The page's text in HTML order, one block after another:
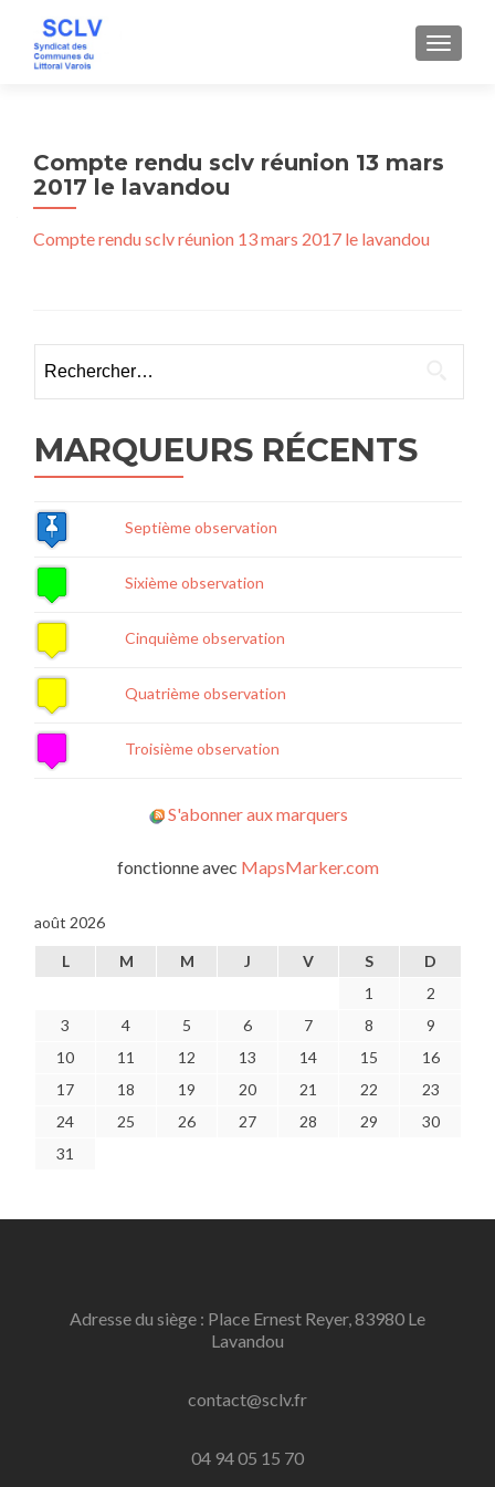
Compte rendu sclv réunion 13 mars
2017 le lavandou
Compte rendu sclv réunion 13 mars 2017 le lavandou
MARQUEURS RÉCENTS
Septième observation
Sixième observation
Cinquième observation
Quatrième observation
Troisième observation
S'abonner aux marquers
fonctionne avec MapsMarker.com
août 2026
L M M J V S
D
1
2
3
4 5 6 7 8
9
10
11 12 13 14 15
16
17
18 19 20 21 22
23
24
25 26 27 28 29
30
31
Adresse du siège : Place Ernest Reyer, 83980 Le
Lavandou
contact@sclv.fr
04 94 05 15 70